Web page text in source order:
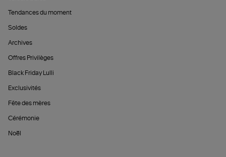
Tendances du moment
Soldes
Archives
Offres Privilèges
Black Friday Lulli
Exclusivités
Fête des mères
Cérémonie
Noël